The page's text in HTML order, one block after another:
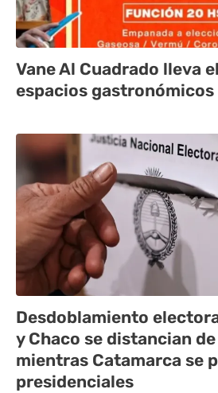
Vane Al Cuadrado lleva
espacios gastronómicos
Desdoblamiento
y Chaco se distancian
mientras Catamarca se
presidenciales